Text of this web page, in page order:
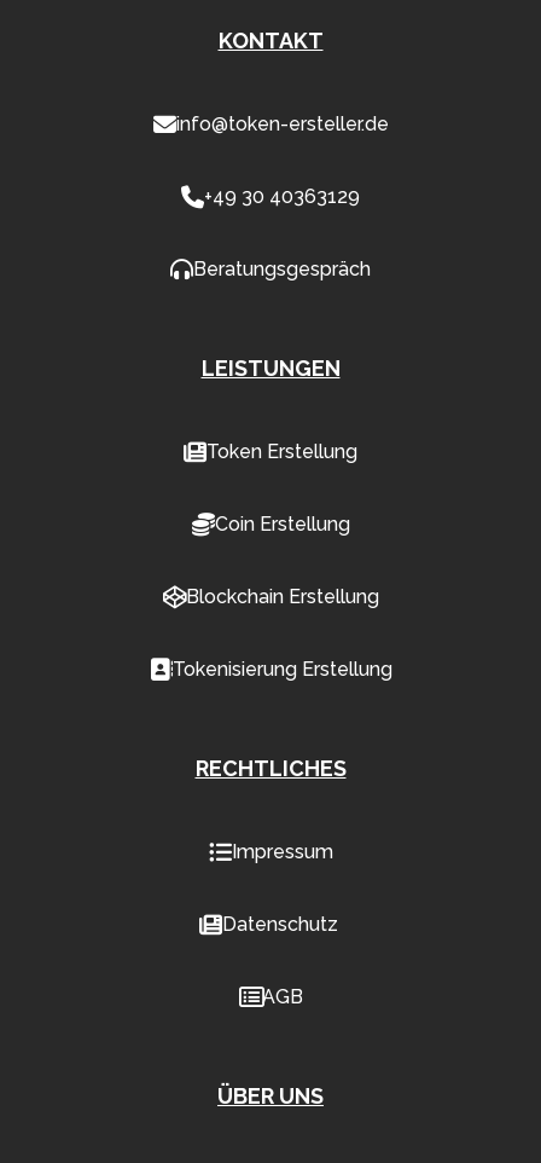
KONTAKT
info@token-ersteller.de
+49 30 40363129
Beratungsgespräch
LEISTUNGEN
Token Erstellung
Coin Erstellung
Blockchain Erstellung
Tokenisierung Erstellung
RECHTLICHES
Impressum
Datenschutz
AGB
ÜBER UNS